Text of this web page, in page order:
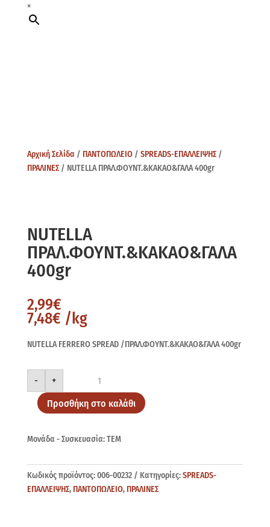
×
Αρχική Σελίδα / ΠΑΝΤΟΠΩΛΕΙΟ/ SPREADS-ΕΠΑΛΛΕΙΨΗΣ/
ΠΡΑΛΙΝΕΣ/ NUTELLA ΠΡΑΛ.ΦΟΥΝΤ.&ΚΑΚΑΟ&ΓΑΛΑ 400gr
NUTELLA
ΠΡΑΛ.ΦΟΥΝΤ.&ΚΑΚΑΟ&ΓΑΛΑ
400gr
2,99€
7,48€ /kg
NUTELLA FERRERO SPREAD /ΠΡΑΛ.ΦΟΥΝΤ.&ΚΑΚΑΟ&ΓΑΛΑ 400gr
-
NUTELLA
ΠΡΑΛ.ΦΟΥΝΤ.&ΚΑΚΑΟ&ΓΑΛΑ
400gr
ποσότητα
+
Προσθήκη στο καλάθι
Μονάδα - Συσκευασία: ΤΕΜ
Κωδικός προϊόντος:006-00232 Κατηγορίες:SPREADS-
ΕΠΑΛΛΕΙΨΗΣ, ΠΑΝΤΟΠΩΛΕΙΟ, ΠΡΑΛΙΝΕΣ